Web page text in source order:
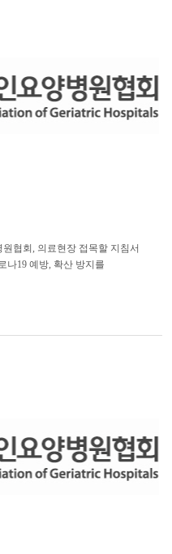
협회, 의료현장 접목할 지침서
나19 예방, 확산 방지를
요양...